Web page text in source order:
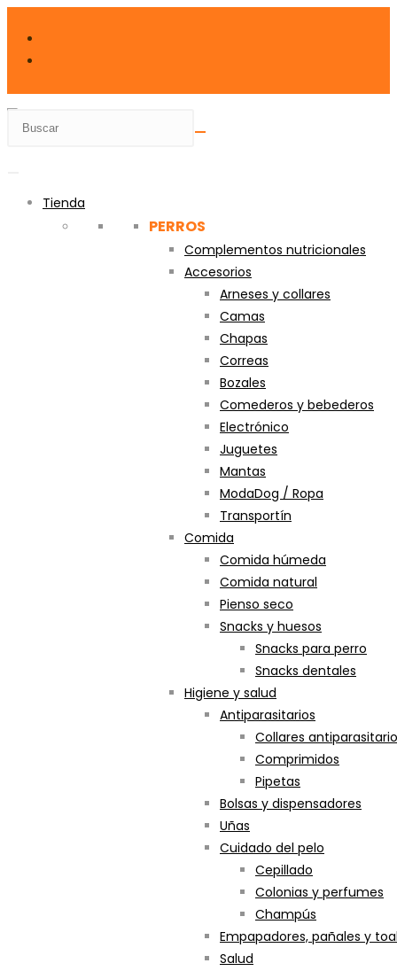
contenido
Tienda
PERROS
Complementos nutricionales
Accesorios
Arneses y collares
Camas
Chapas
Correas
Bozales
Comederos y bebederos
Electrónico
Juguetes
Mantas
ModaDog / Ropa
Transportín
Comida
Comida húmeda
Comida natural
Pienso seco
Snacks y huesos
Snacks para perro
Snacks dentales
Higiene y salud
Antiparasitarios
Collares
Comprimidos
Pipetas
Bolsas y dispensadores
Uñas
Cuidado del pelo
Cepillado
Colonias y perfumes
Champús
Empapadores, pañales y
Salud